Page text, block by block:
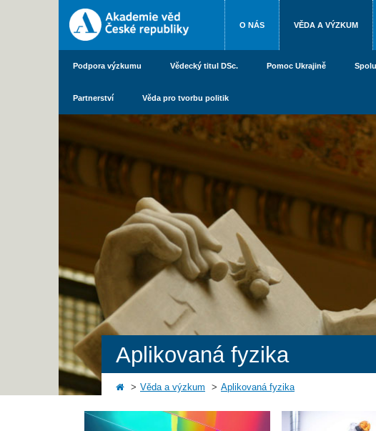
O NÁS VĚDA A VÝZKUM
Podpora výzkumu Vědecký titul DSc. Pomoc Ukrajině
Partnerství Věda pro tvorbu politik
Aplikovaná fyzika
Věda a výzkum Aplikovaná fyzika